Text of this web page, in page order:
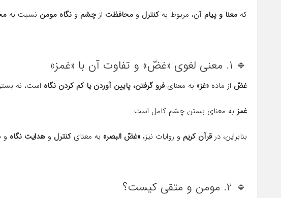
که معنا و پیام آن، مربوط به کنترل و محافظت ازچشم و نگاه مومن نسبت به
🔹 1. معنی لغوی «غضّ» و تفاوت آن با «غمز»
غضّ از ماده «غز» به معنای فرو گرفتن، پایین آوردن یا کم کردن نگاه است، نه
غمز به معنای بستن چشم کامل است.
بنابراین، در قرآن کریم و روایات نیز، «غضّ البصر» به معنای کنترل و هدایت نگاه و
🔹 2. مومن و متقی کیست؟